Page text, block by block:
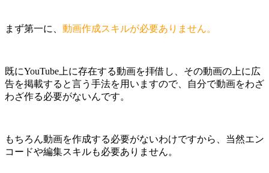
まず第一に、 動画作成スキルが必要ありません。
既にYouTube上に存在する動画を拝借し、その動画の上に広
告を掲載すると言う手法を用いますので、自分で動画をわざ
わざ作る必要がないんです。
もちろん動画を作成する必要がないわけですから、当然エン
コードや編集スキルも必要ありません。